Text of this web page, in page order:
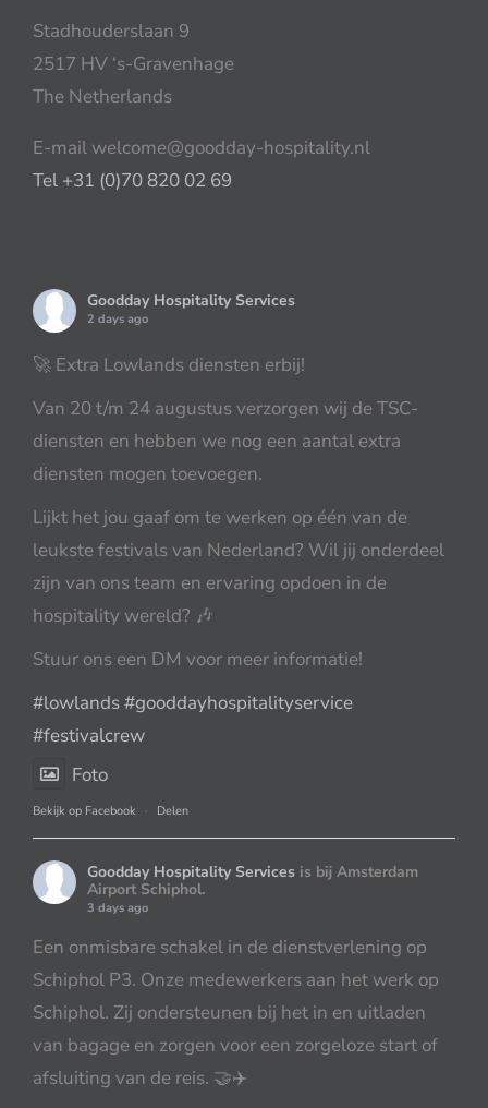
Stadhouderslaan 9
2517 HV ‘s-Gravenhage
The Netherlands
E-mail welcome@goodday-hospitality.nl
Tel +31 (0)70 820 02 69
Goodday Hospitality Services
2 days ago
🚀 Extra Lowlands diensten erbij!
Van 20 t/m 24 augustus verzorgen wij de TSC-
diensten en hebben we nog een aantal extra
diensten mogen toevoegen.
Lijkt het jou gaaf om te werken op één van de
leukste festivals van Nederland? Wil jij onderdeel
zijn van ons team en ervaring opdoen in de
hospitality wereld? 🎶
Stuur ons een DM voor meer informatie!
#lowlands#gooddayhospitalityservice
#festivalcrew
Foto
Bekijk op Facebook · Delen
Goodday Hospitality Services is bij Amsterdam
Airport Schiphol.
3 days ago
Een onmisbare schakel in de dienstverlening op
Schiphol P3. Onze medewerkers aan het werk op
Schiphol. Zij ondersteunen bij het in en uitladen
van bagage en zorgen voor een zorgeloze start of
afsluiting van de reis. 🤝✈️